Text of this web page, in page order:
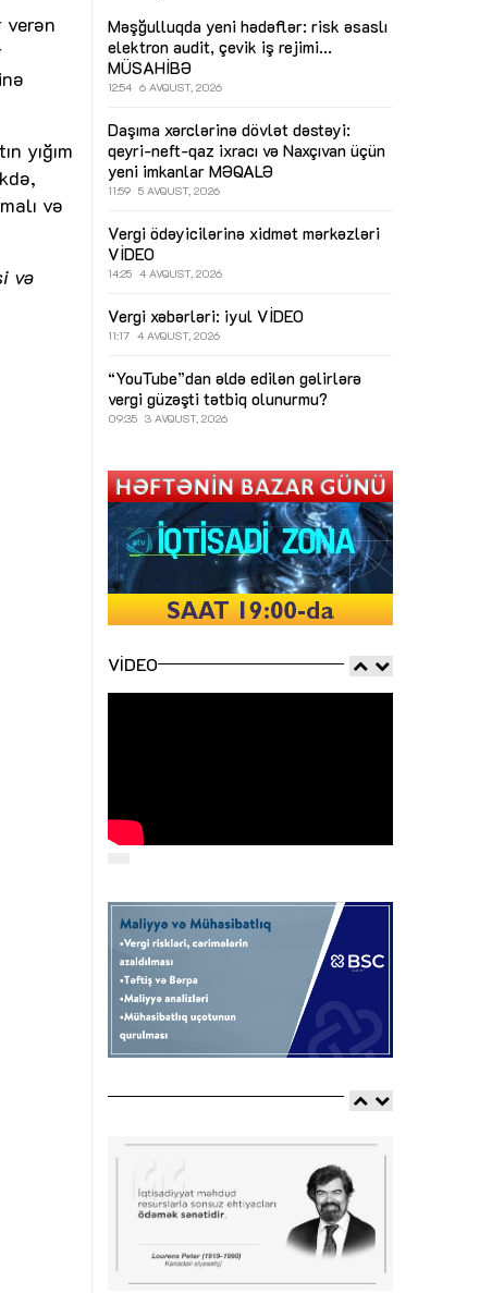
yığım
və
və
Məşğulluqda yeni hədəflər: risk əsaslı
elektron audit, çevik iş rejimi...
MÜSAHİBƏ
12:54 6 AVQUST, 2026
Daşıma xərclərinə dövlət dəstəyi:
qeyri-neft-qaz ixracı və Naxçıvan üçün
yeni imkanlar MƏQALƏ
11:59 5 AVQUST, 2026
Vergi ödəyicilərinə xidmət mərkəzləri
VİDEO
14:25 4 AVQUST, 2026
Vergi xəbərləri: iyul VİDEO
11:17 4 AVQUST, 2026
“YouTube”dan əldə edilən gəlirlərə
vergi güzəşti tətbiq olunurmu?
09:35 3 AVQUST, 2026
VIDEO